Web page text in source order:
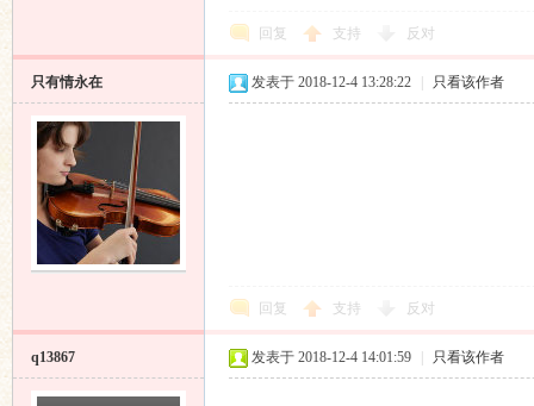
回复 支持 反对
只有情永在 发表于 2018-12-4 13:28:22 只看该作者
回复 支持 反对
q13867 发表于 2018-12-4 14:01:59 只看该作者